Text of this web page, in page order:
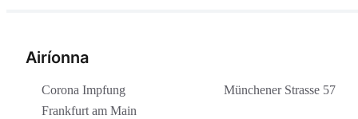
Airíonna
Corona Impfung
Münchener Strasse 57
Frankfurt am Main